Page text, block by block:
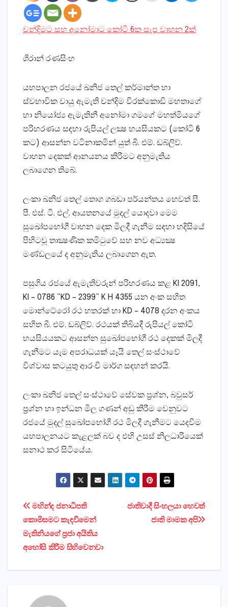
චන්දිමට සහ අනෝමාට කෝටි 6ක සැප වාහන 2ක්‌
ශිරාන් රණසිංහ
යහපාලන රජයේ ඛනිජ තෙල් කර්මාන්ත හා
ස්‌වභාවික වායු ඇමැති චන්දිම වීරක්‌කොඩි මහතාගේ
හා නියෝජ්‍ය ඇමැතිනී අනෝමා ගමගේ මහත්මියගේ
පරිහරණය සඳහා රුපියල් ලක්‍ෂ හයසියකට (කෝටි 6
කට) ආසන්න වටිනාකමින් යුත් බී. එම්. ඩබ්ලිව්.
වාහන දෙකක්‌ ආනයනය කිරීමට අනුමැතිය
ලබාගෙන තිබේ.
ලංකා ඛනිජ තෙල් තොග ගබඩා පර්යන්තය හෙවත් සී.
පී. එස්‌. ටී. එල්. ආයතනයේ මුදල් යොදවා මෙම
සුඛෝපභෝගී වාහන දෙක මිලදී ගැනීම සඳහා හදිසියේ
පිහිටවූ තාක්‍ෂණික කමිටුවේ සහ නව අධ්‍යක්‍ෂ
මණ්‌ඩලයේ ද අනුමැතිය ලබාගෙන ඇත.
පසුගිය රජයේ ඇමැතිවරුන් පරිහරණය කළ KI 2091,
KI – 0786 “KD – 2399” K H 4355 යන අංක සහිත
මොන්ටේරෝ රථ හතරක්‌ හා KD – 4078 දරන අංකය
සහිත බී. එම්. ඩබ්ලිව්. රථයක්‌ තිබියදී රුපියල් කෝටි
හයසියයකට ආසන්න සුඛෝපභෝගී රථ දෙකක්‌ මිලදී
ගැනීමට යැම අපරාධයක්‌ යෑයි තෙල් සංස්‌ථාවේ
විශ්වාස කටයුතු ආරංචි මාර්ග සඳහන් කරයි.
ලංකා ඛනිජ තෙල් සංස්‌ථාවේ සේවක ප්‍රශ්න, බවුසර්
ප්‍රශ්න හා ඉන්ධන මිල ගණන් අඩු කිරීම වෙනුවට
රජයේ මුදල් සුඛෝපභෝගී රථ මිලදී ගැනීමට යෙදවීම
යහපාලනයට කැළලක්‌ බව ද එහි උසස්‌ නිලධාරියෙක්‌
සනාථ කර සිටියේය.
Post
navigation
ජාතිවාදී සිංහලයා හෙවත්
ජාති මාමක අපි
මහින්ද ජනාධිපති
කොමිසමට කැඳවීමෙන්
මැතිනියගේ ප්‍රජා අයිතිය
අහෝසි කිරීම සිහිවෙනවා